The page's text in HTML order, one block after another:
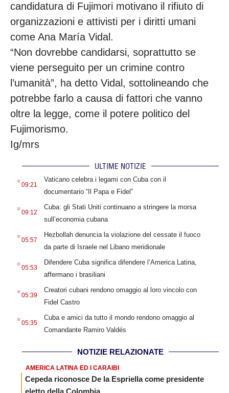
candidatura di Fujimori motivano il rifiuto di
organizzazioni e attivisti per i diritti umani
come Ana María Vidal.
“Non dovrebbe candidarsi, soprattutto se
viene perseguito per un crimine contro
l’umanità”, ha detto Vidal, sottolineando che
potrebbe farlo a causa di fattori che vanno
oltre la legge, come il potere politico del
Fujimorismo.
Ig/mrs
ULTIME NOTIZIE
.09:21
Vaticano celebra i legami con Cuba con il
documentario “Il Papa e Fidel”
.09:12
Cuba: gli Stati Uniti continuano a stringere la morsa
sull’economia cubana
.05:57
Hezbollah denuncia la violazione del cessate il fuoco
da parte di Israele nel Libano meridionale
.05:53
Difendere Cuba significa difendere l’America Latina,
affermano i brasiliani
.05:39
Creatori cubani rendono omaggio al loro vincolo con
Fidel Castro
.05:35
Cuba e amici da tutto il mondo rendono omaggio al
Comandante Ramiro Valdés
NOTIZIE RELAZIONATE
AMERICA LATINA ED I CARAIBI
Cepeda riconosce De la Espriella come presidente
eletto della Colombia